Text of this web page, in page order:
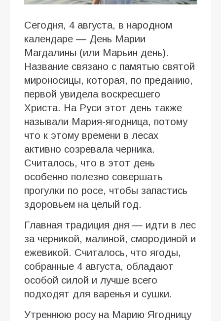
Сегодня, 4 августа, в народном
календаре — День Марии
Магдалины (или Марьин день).
Название связано с памятью святой
мироносицы, которая, по преданию,
первой увидела воскресшего
Христа. На Руси этот день также
называли Мария-ягодница, потому
что к этому времени в лесах
активно созревала черника.
Считалось, что в этот день
особенно полезно совершать
прогулки по росе, чтобы запастись
здоровьем на целый год.
Главная традиция дня — идти в лес
за черникой, малиной, смородиной и
ежевикой. Считалось, что ягоды,
собранные 4 августа, обладают
особой силой и лучше всего
подходят для варенья и сушки.
Утреннюю росу на Марию Ягодницу